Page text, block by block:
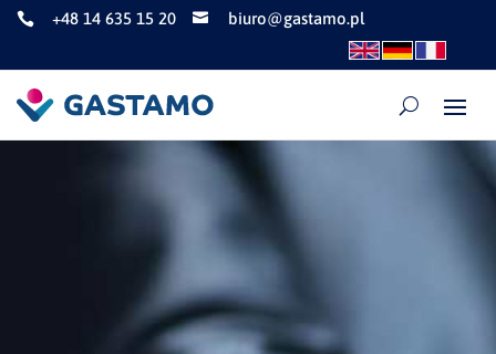
 +48 14 635 15 20  biuro@gastamo.pl